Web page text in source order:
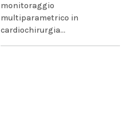
monitoraggio
multiparametrico in
cardiochirurgia...